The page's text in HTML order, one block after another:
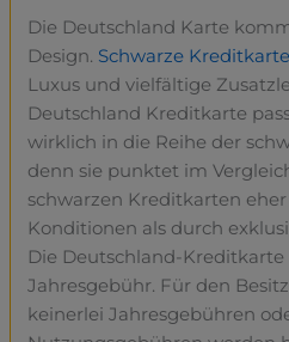
Die Deutschland Karte
Design. Schwarze
Luxus und vielfältige
Deutschland Kreditkarte
wirklich in die Reihe der
denn sie punktet im
schwarzen Kreditkarten
Konditionen als durch
Die Deutschland-
Jahresgebühr. Für den
keinerlei Jahresgebühren